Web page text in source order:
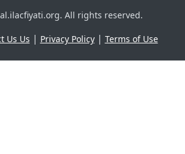
All rights reserved.
Us Us | Privacy Policy| Terms of Use